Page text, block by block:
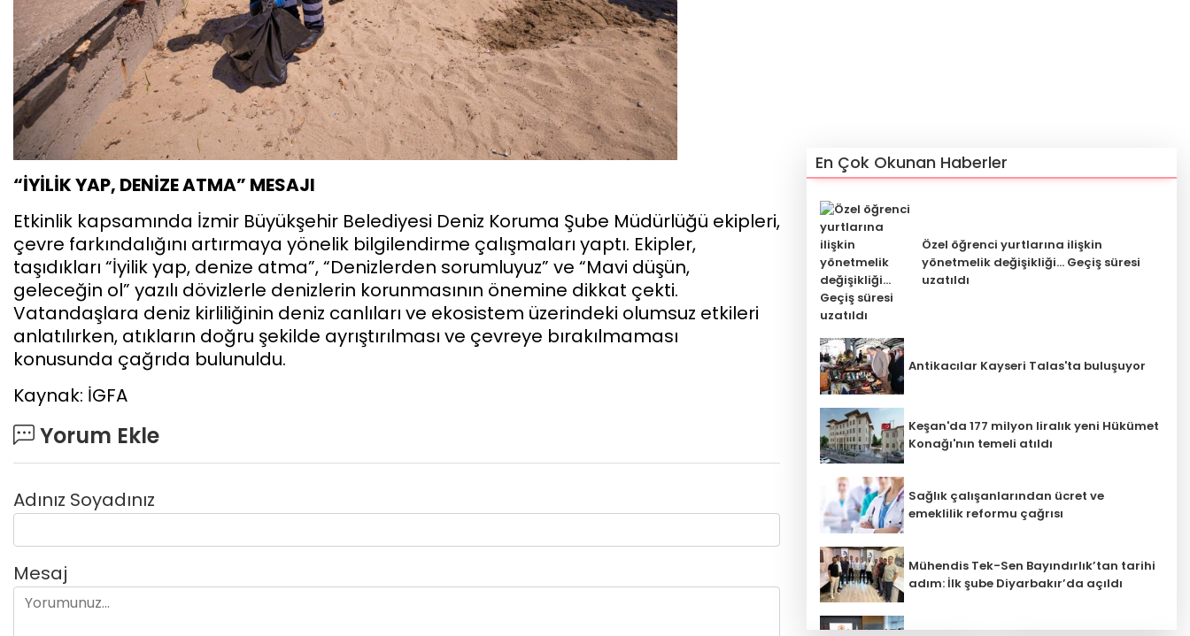
“İYİLİK YAP, DENİZE ATMA” MESAJI
Etkinlik kapsamında İzmir Büyükşehir Belediyesi Deniz Koruma Şube Müdürlüğü ekipleri,
çevre farkındalığını artırmaya yönelik bilgilendirme çalışmaları yaptı. Ekipler,
taşıdıkları “İyilik yap, denize atma”, “Denizlerden sorumluyuz” ve “Mavi düşün,
geleceğin ol” yazılı dövizlerle denizlerin korunmasının önemine dikkat çekti.
Vatandaşlara deniz kirliliğinin deniz canlıları ve ekosistem üzerindeki olumsuz etkileri
anlatılırken, atıkların doğru şekilde ayrıştırılması ve çevreye bırakılmaması
konusunda çağrıda bulunuldu.
Kaynak: İGFA
Yorum Ekle
Adınız Soyadınız
Mesaj
En Çok Okunan Haberler
Özel öğrenci yurtlarına ilişkin
yönetmelik değişikliği... Geçiş süresi
uzatıldı
Antikacılar Kayseri Talas'ta buluşuyor
Keşan'da 177 milyon liralık yeni Hükümet
Konağı'nın temeli atıldı
Sağlık çalışanlarından ücret ve
emeklilik reformu çağrısı
Mühendis Tek-Sen Bayındırlık’tan tarihi
adım: İlk şube Diyarbakır’da açıldı